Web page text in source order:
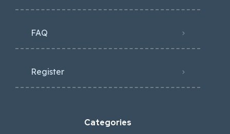
FAQ
Register
Categories